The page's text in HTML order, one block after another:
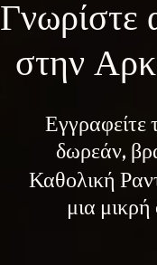
Γνωρίστε
στην
δωρεάν,
Καθολική
μια